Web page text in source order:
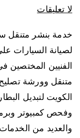
لا تعليقات
خدمة بنشر متنقل
لصيانة السيارات
الفنيين المختصين
متنقل وورشة
الكويت لتبديل
وفحص كمبيوتر
والعديد من الخدمات